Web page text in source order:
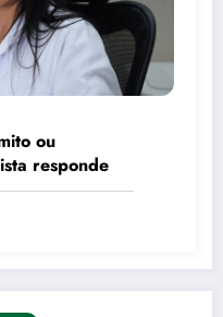
ou
responde